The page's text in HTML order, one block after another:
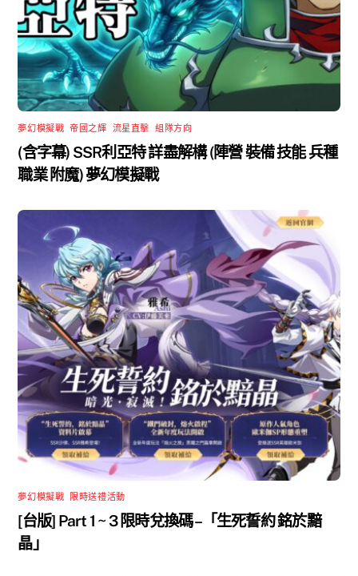
夢幻模擬戰 ,帝國之輝 流星直擊 ,組隊方向
(含字幕) SSR利亞特 詳盡解構 (陣營 裝備 技能 兵種
職業 附魔) 夢幻模擬戰
夢幻模擬戰 限時送禮活動
[台版] Part 1 ~ 3 限時兌換碼 –「生死誓約 銘於黯
晶」